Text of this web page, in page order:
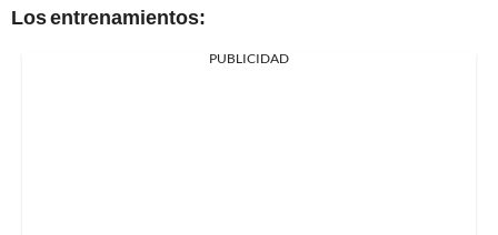
Los entrenamientos:
PUBLICIDAD